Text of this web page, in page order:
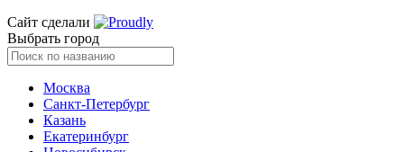
Сайт сделали
Выбрать город
Москва
Санкт-Петербург
Казань
Екатеринбург